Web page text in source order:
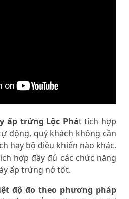
ấp trứng Lộc Phát tích hợp
động, quý khách không cần
hay bộ điều khiển nào khác.
hợp đầy đủ các chức năng
ấp trứng nở tốt.
độ đo theo phương pháp